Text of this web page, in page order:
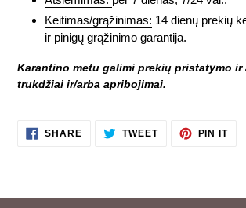
Keitimas/grąžinimas: 14 dienų prekių
ir pinigų grąžinimo garantija.
Karantino metu galimi prekių pristatymo ir
trukdžiai ir/arba apribojimai.
SHARESHARE TWEETTWEET
PIN ITPIN